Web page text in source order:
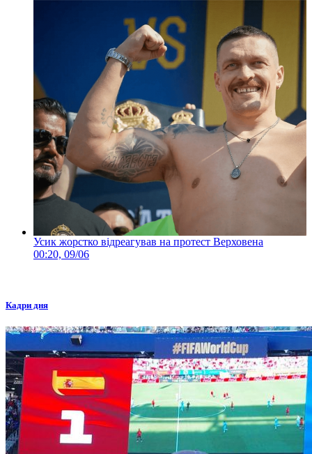
Усик жорстко відреагував на протест Верховена
00:20, 09/06
Кадри дня